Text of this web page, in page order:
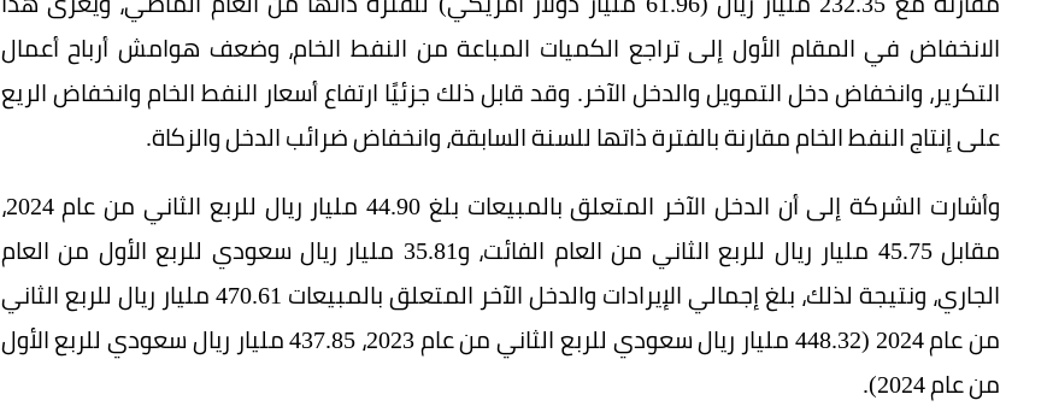
الانخفاض في المقام الأول إلى تراجع الكميات المباعة من النفط الخام، وضعف هوامش أرباح أعمال
التكرير، وانخفاض دخل التمويل والدخل الآخر. وقد قابل ذلك جزئيًا ارتفاع أسعار النفط الخام وانخفاض الريع
على إنتاج النفط الخام مقارنة بالفترة ذاتها للسنة السابقة، وانخفاض ضرائب الدخل والزكاة.
وأشارت الشركة إلى أن الدخل الآخر المتعلق بالمبيعات بلغ 44.90 مليار ريال للربع الثاني من عام 2024،
مقابل 45.75 مليار ريال للربع الثاني من العام الفائت، و35.81 مليار ريال سعودي للربع الأول من العام
الجاري، ونتيجة لذلك، بلغ إجمالي الإيرادات والدخل الآخر المتعلق بالمبيعات 470.61 مليار ريال للربع الثاني
من عام 2024 (448.32 مليار ريال سعودي للربع الثاني من عام 2023، 437.85 مليار ريال سعودي للربع الأول
من عام 2024).